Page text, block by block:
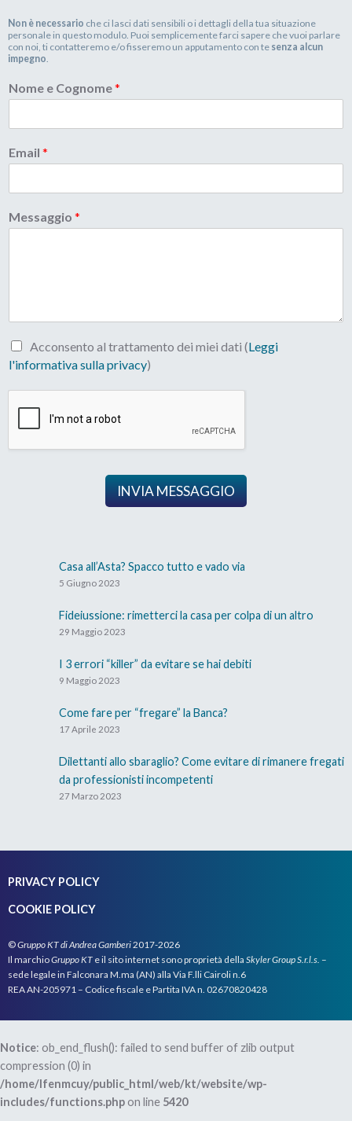
Non è necessario che ci lasci dati sensibili o i dettagli della tua situazione
personale in questo modulo. Puoi semplicemente farci sapere che vuoi parlare
con noi, ti contatteremo e/o fisseremo un apputamento con te senza alcun
impegno.
Nome e Cognome*
Email *
Messaggio *
Acconsento al trattamento dei miei dati (Leggi
l'informativa sulla privacy)
INVIA MESSAGGIO
Casa all’Asta? Spacco tutto e vado via
5 Giugno 2023
Fideiussione: rimetterci la casa per colpa di un altro
29 Maggio 2023
I 3 errori “killer” da evitare se hai debiti
9 Maggio 2023
Come fare per “fregare” la Banca?
17 Aprile 2023
Dilettanti allo sbaraglio? Come evitare di rimanere fregati
da professionisti incompetenti
27 Marzo 2023
PRIVACY POLICY
COOKIE POLICY
©Gruppo KT di Andrea Gamberi2017-2026
Il marchioGruppo KT e il sito internet sono proprietà della Skyler Group S.r.l.s. –
sede legale in Falconara M.ma (AN) alla Via F.lli Cairoli n.6
REA AN-205971 – Codice fiscale e Partita IVA n. 02670820428
Notice: ob_end_flush(): failed to send buffer of zlib output
compression (0) in
/home/lfenmcuy/public_html/web/kt/website/wp-
includes/functions.php on line 5420